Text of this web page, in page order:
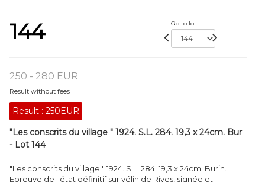
144 Go to lot
250 - 280 EUR
Result without fees
Result : 250EUR
"Les conscrits du village " 1924. S.L. 284. 19,3 x 24cm. Bur
- Lot 144
"Les conscrits du village " 1924. S.L. 284. 19,3 x 24cm. Burin.
Epreuve de l'état définitif sur vélin de Rives, signée et